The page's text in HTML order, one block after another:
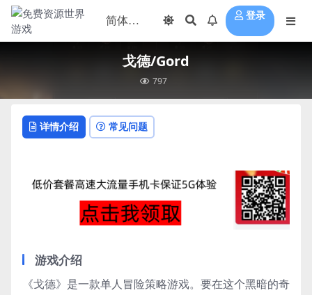
登录
戈德/Gord
797
详情介绍 常见问题
游戏介绍
《戈德》是一款单人冒险策略游戏。要在这个黑暗的奇